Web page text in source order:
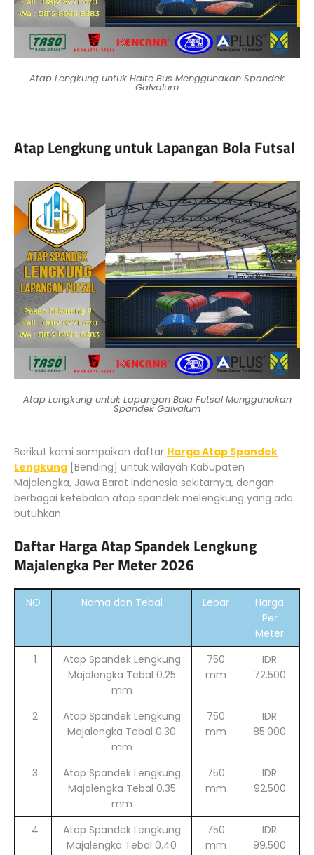
Atap Lengkung untuk Halte Bus Menggunakan Spandek
Galvalum
Atap Lengkung untuk Lapangan Bola Futsal
Atap Lengkung untuk Lapangan Bola Futsal Menggunakan
Spandek Galvalum
Berikut kami sampaikan daftar Harga Atap Spandek
Lengkung [Bending] untuk wilayah Kabupaten
Majalengka, Jawa Barat Indonesia sekitarnya, dengan
berbagai ketebalan atap spandek melengkung yang ada
butuhkan.
Daftar Harga Atap Spandek Lengkung
Majalengka Per Meter 2026
NO Nama dan Tebal Lebar
Harga
Per
Meter
1
Atap Spandek Lengkung
Majalengka Tebal 0.25
mm
750
mm
IDR
72.500
2
Atap Spandek Lengkung
Majalengka Tebal 0.30
mm
750
mm
IDR
85.000
3
Atap Spandek Lengkung
Majalengka Tebal 0.35
mm
750
mm
IDR
92.500
4
Atap Spandek Lengkung
Majalengka Tebal 0.40
750
mm
IDR
99.500